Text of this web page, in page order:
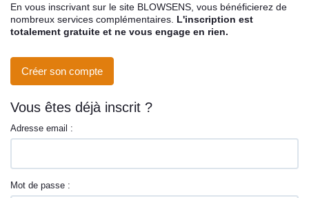
Nos services
Contact
En vous inscrivant sur le site BLOWSENS, vous bénéficierez de
nombreux services complémentaires. L'inscription est
totalement gratuite et ne vous engage en rien.
Créer son compte
Vous êtes déjà inscrit ?
Adresse email :
Mot de passe :